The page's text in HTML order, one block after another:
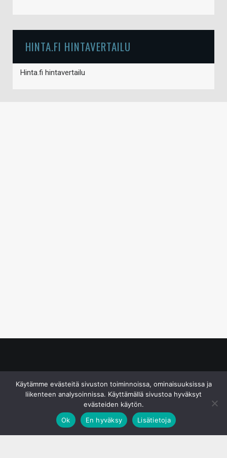
HINTA.FI HINTAVERTAILU
Hinta.fi hintavertailu
Käytämme evästeitä sivuston toiminnoissa, ominaisuuksissa ja
liikenteen analysoinnissa. Käyttämällä sivustoa hyväksyt
evästeiden käytön.
Ok
En hyväksy Lisätietoja